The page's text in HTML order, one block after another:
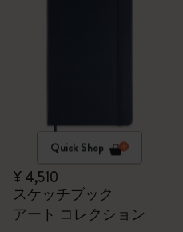
Quick Shop
¥ 4,510
スケッチブック
アート コレクション